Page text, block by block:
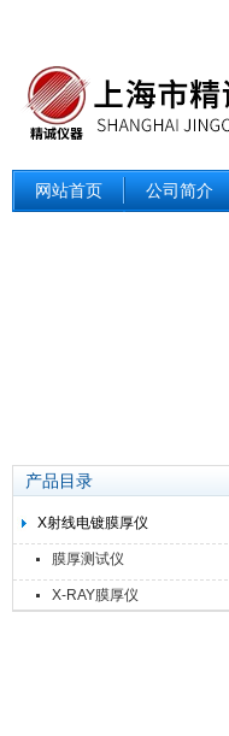
网站首页 公司简介
产品目录
X射线电镀膜厚仪
膜厚测试仪
X-RAY膜厚仪